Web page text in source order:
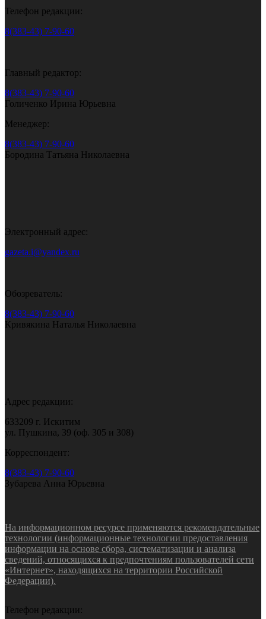
Телефон редакции:
8(383-43) 7-90-60
Главный редактор:
8(383-43) 7-90-60
Голиченко Ирина Юрьевна
Менеджер:
8(383-43) 7-90-60
Бородина Татьяна Николаевна
Электронный адрес:
gazeta.i@yandex.ru
Обозреватель:
8(383-43) 7-90-60
Кривякина Наталья Николаевна
Адрес редакции:
633209 г. Искитим
ул. Пушкина, 39 (оф. 305 и 308)
Корреспондент:
8(383-43) 7-90-60
Зубарева Анна Юрьевна
На информационном ресурсе применяются рекомендательные
технологии (информационные технологии предоставления
информации на основе сбора, систематизации и анализа
сведений, относящихся к предпочтениям пользователей сети
«Интернет», находящихся на территории Российской
Федерации).
Телефон редакции: